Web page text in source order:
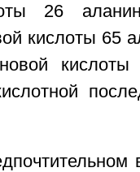
26
кислоты 65